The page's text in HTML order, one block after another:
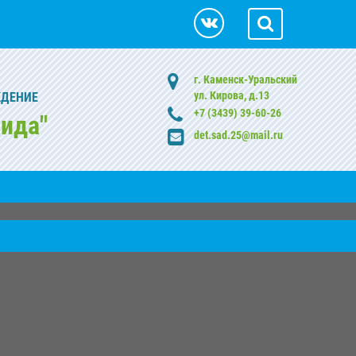
г. Каменск-Уральский
ул. Кирова, д.13
+7 (3439) 39-60-26
det.sad.25@mail.ru